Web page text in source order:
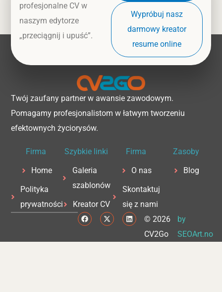
profesjonalne CV w
naszym edytorze
„przeciągnij i upuść”.
Wypróbuj nasz
darmowy kreator
resume online
Twój zaufany partner w awansie zawodowym.
Pomagamy profesjonalistom w łatwym tworzeniu
efektownych życiorysów.
Firma
Home
Polityka
prywatności
Szybkie linki
Galeria
szablonów
Kreator CV
Firma
O nas
Skontaktuj
się z nami
Zasoby
Blog
© 2026
CV2Go
by
SEOArt.no
F
a
c
b
X
-
t
i
L
i
n
e